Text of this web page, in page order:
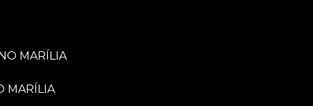
MARÍLIA
MARÍLIA